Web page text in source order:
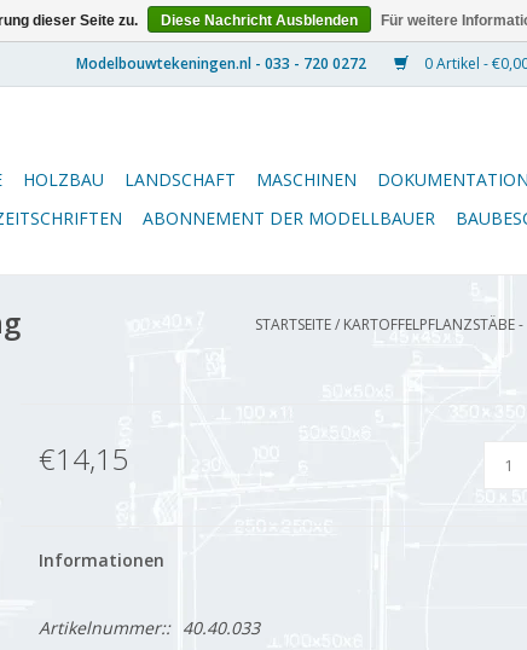
0 Artikel -
HOLZBAU LANDSCHAFT MASCHINEN DOKUMENTATION
ABONNEMENT DER MODELLBAUER
STARTSEITE/
€14,15
Informationen
Artikelnummer:: 40.40.033
dieser Seite zu. Diese Nachricht Ausblenden Für weitere